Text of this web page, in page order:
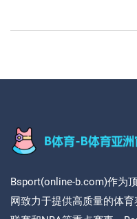
Bsport(online-b.com)作为
网致力于提供高质量的体